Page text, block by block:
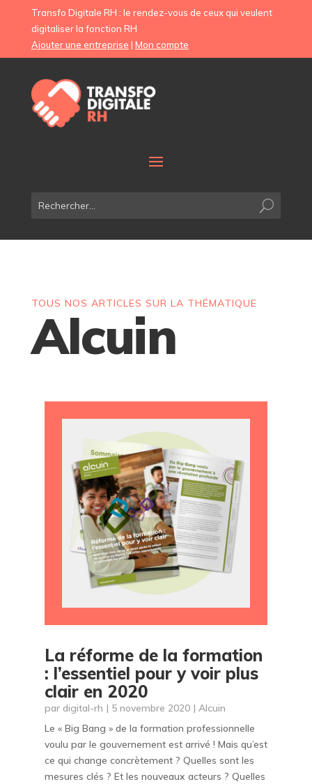
Transfo Digitale RH : le rendez-vous de ceux qui veulent
digitaliser la fonction RH
Ajouter une entreprise | Mon compte
TOUS NOS ARTICLES SUR LA THÉMATIQUE
Alcuin
La réforme de la formation
: l’essentiel pour y voir plus
clair en 2020
par digital-rh | 5 novembre 2020| Alcuin
Le « Big Bang » de la formation professionnelle
voulu par le gouvernement est arrivé ! Mais qu’est
ce qui change concrètement ? Quelles sont les
mesures clés ? Et les nouveaux acteurs ? Quelles